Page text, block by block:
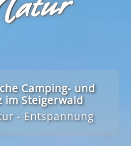
Camping- und
im Steigerwald
- Entspannung